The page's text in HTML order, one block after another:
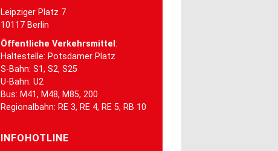
Leipziger Platz 7
10117 Berlin
Öffentliche Verkehrsmittel :
Haltestelle: Potsdamer Platz
S-Bahn: S1, S2, S25
U-Bahn: U2
Bus: M41, M48, M85, 200
Regionalbahn: RE 3, RE 4, RE 5, RB 10
INFOHOTLINE